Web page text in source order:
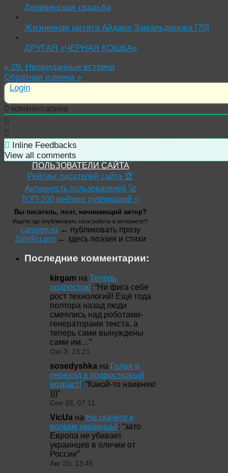
Деревенская свадьба
Жизненная цитата Айдара Замальдинова [70]
ДРУГАЯ «ЧЕРНАЯ КОШКА»
« 29. Неожиданные встречи
Обратная измена »
Login
0 комментариев
Inline Feedbacks
View all comments
ПОЛЬЗОВАТЕЛИ САЙТА
Рейтинг писателей сайта 🏆
Активность пользователей 🚀
ТОП-100 рейтинг публикаций ⭐
Вы писатель, поэт, начинающий автор?
Ищете где опубликовать свои работы в интернете?!
carsson.ru ← публиковать прозу
StihiRu.pro ← здесь поэзия и стихи
Последние комментарии:
kirgam на Теперь
подросток!: “Ни фига себе
рост технологий! Ещё года
полтора назад люди
смеялись над роботами-
генераторами текста, а
теперь сами вынуждены
сами им…”
Окт 3, 23:21
sosedyshka на Голая и
переход в подростковый
возраст!: “Какой-то наивняк!
)))”
Сен 28, 07:11
VicUa на Не скачите к
волкам,украинцы!: “зато
Европа не убивает
украинцев в оличии от
России”
Авг 20, 13:45